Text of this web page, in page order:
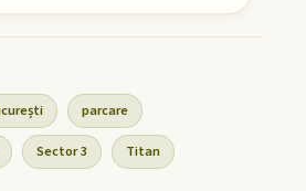
parcare
Sector 3 Titan